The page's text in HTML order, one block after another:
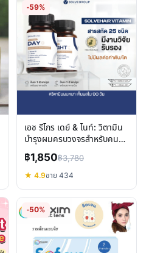
-59%
เอช รีโกร เดย์ & ไนท์: วิตามิน
บำรุงผมครบวงจรสำหรับคน
อยากผมสวย
฿1,850฿3,780
★ 4.9ขาย 434
-50%